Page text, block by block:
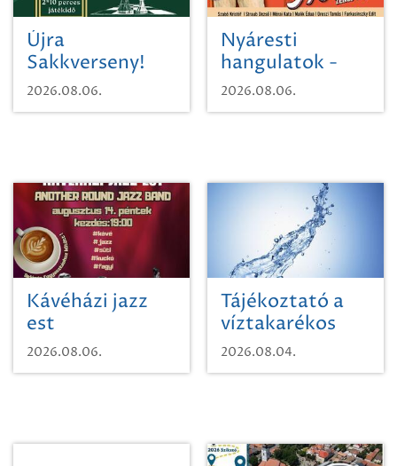
Újra
Sakkverseny!
2026.08.06.
Nyáresti
hangulatok -
Mágnás Miska
2026.08.06.
Kávéházi jazz
est
2026.08.06.
Tájékoztató a
víztakarékos
vízhasználatról
2026.08.04.